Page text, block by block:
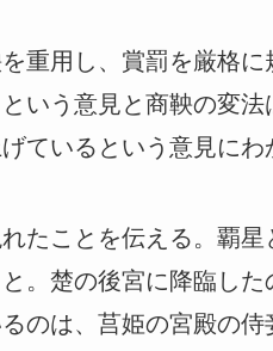
重用し、賞罰を厳格
いう意見と商鞅の変
ているという意見にわ
たことを伝える。覇
。楚の後宮に降臨し
のは、莒姫の宮殿の侍